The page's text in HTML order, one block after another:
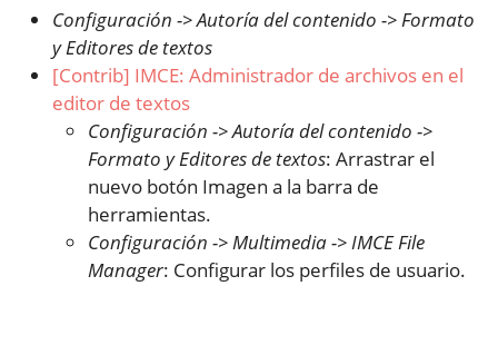
Configuración -> Autoría del contenido -> Formato
y Editores de textos
[Contrib] IMCE: Administrador de archivos en el
editor de textos
Configuración -> Autoría del contenido ->
Formato y Editores de textos: Arrastrar el
nuevo botón Imagen a la barra de
herramientas.
Configuración -> Multimedia -> IMCE File
Manager: Configurar los perfiles de usuario.